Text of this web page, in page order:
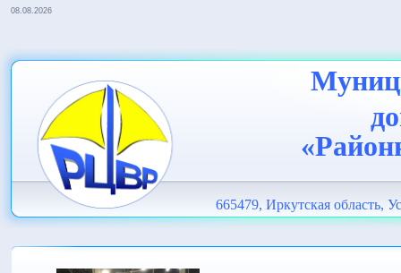
08.08.2026
665479, Иркутская область,